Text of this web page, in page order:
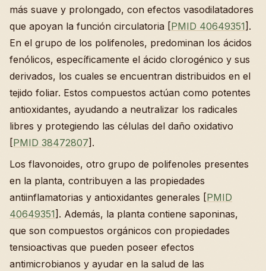
más suave y prolongado, con efectos vasodilatadores
que apoyan la función circulatoria [PMID 40649351].
En el grupo de los polifenoles, predominan los ácidos
fenólicos, específicamente el ácido clorogénico y sus
derivados, los cuales se encuentran distribuidos en el
tejido foliar. Estos compuestos actúan como potentes
antioxidantes, ayudando a neutralizar los radicales
libres y protegiendo las células del daño oxidativo
[PMID 38472807].
Los flavonoides, otro grupo de polifenoles presentes
en la planta, contribuyen a las propiedades
antiinflamatorias y antioxidantes generales [PMID
40649351]. Además, la planta contiene saponinas,
que son compuestos orgánicos con propiedades
tensioactivas que pueden poseer efectos
antimicrobianos y ayudar en la salud de las